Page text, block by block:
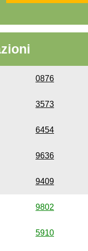
0876
3573
6454
9636
9409
9802
5910